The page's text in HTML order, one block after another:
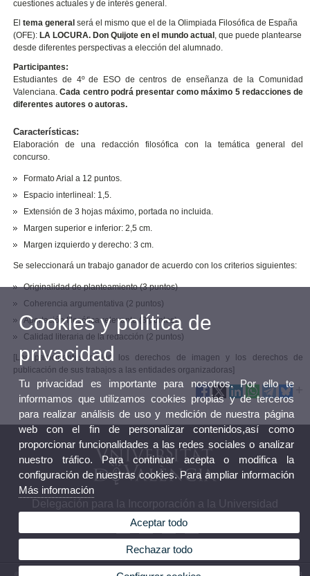
cuestiones actuales y de interés general.
Eltema generalserá el mismo que el de la Olimpiada Filosófica de España
(OFE): LA LOCURA. Don Quijote en el mundo actual , que puede plantearse
desde diferentes perspectivas a elección del alumnado.
Participantes:
Estudiantes de 4º de ESO de centros de enseñanza de la Comunidad
Valenciana.Cada centro podrá presentar como máximo 5 redacciones de
diferentes autores o autoras.
Características:
Elaboración de una redacción filosófica con la temática general del
concurso.
Formato Arial a 12 puntos.
Espacio interlineal: 1,5.
Extensión de 3 hojas máximo, portada no incluida.
Margen superior e inferior: 2,5 cm.
Margen izquierdo y derecho: 3 cm.
Se seleccionará un trabajo ganador de acuerdo con los criterios siguientes:
Originalidad de planteamiento (3 puntos)
Coherencia argumentativa (2 puntos)
Aportación filosófica relevante (3 puntos)
Calidad literaria de la redacción (2 puntos)
[Los participantes ceden los derechos de imagen y los derechos de
publicación de sus trabajos a las entidades organizadoras]
Delegación para la Incorporación a la Universidad
© 2026 UV. - Avenida Blasco Ibáñez, 13, Nivel 5 46010 - Valencia. Teléfono: (+34) 96 398
Cookies y política de
privacidad
Tu privacidad es importante para nosotros. Por ello te
informamos que utilizamos cookies propias y de terceros
para realizar análisis de uso y medición de nuestra página
web con el fin de personalizar contenidos,así como
proporcionar funcionalidades a las redes sociales o analizar
nuestro tráfico. Para continuar acepta o modifica la
configuración de nuestras cookies. Para ampliar información
Más información
Aceptar todo
Rechazar todo